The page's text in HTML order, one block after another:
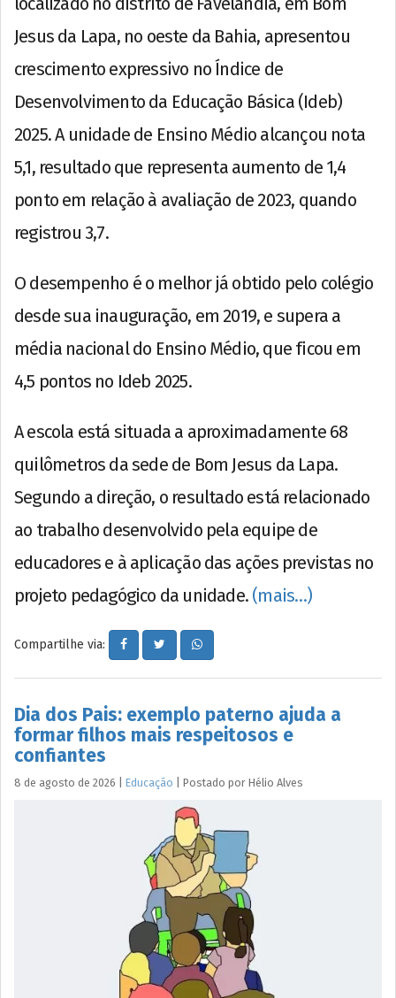
Jesus da Lapa, no oeste da Bahia, apresentou
crescimento expressivo no Índice de
Desenvolvimento da Educação Básica (Ideb)
2025. A unidade de Ensino Médio alcançou nota
5,1, resultado que representa aumento de 1,4
ponto em relação à avaliação de 2023, quando
registrou 3,7.
O desempenho é o melhor já obtido pelo colégio
desde sua inauguração, em 2019, e supera a
média nacional do Ensino Médio, que ficou em
4,5 pontos no Ideb 2025.
A escola está situada a aproximadamente 68
quilômetros da sede de Bom Jesus da Lapa.
Segundo a direção, o resultado está relacionado
ao trabalho desenvolvido pela equipe de
educadores e à aplicação das ações previstas no
projeto pedagógico da unidade. (mais…)
Compartilhe via:
Dia dos Pais: exemplo paterno ajuda a
formar filhos mais respeitosos e
confiantes
8 de agosto de 2026 Educação Postado por Hélio Alves